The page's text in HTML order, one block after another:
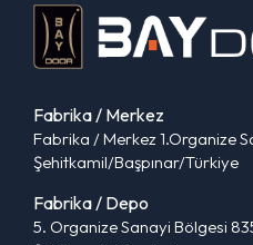
Fabrika / Merkez
Fabrika / Merkez 1.Organize
Şehitkamil/Başpınar/Türkiye
Fabrika / Depo
5. Organize Sanayi Bölgesi